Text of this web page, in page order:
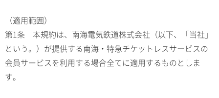
（適用範囲）
第1条 本規約は、南海電気鉄道株式会社（以下、「当社」
という。）が提供する南海・特急チケットレスサービスの
会員サービスを利用する場合全てに適用するものとしま
す。